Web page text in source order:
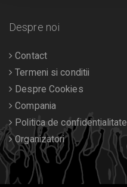
Despre noi
Contact
Termeni si conditii
Despre Cookies
Compania
Politica de confidentialitate
Organizatori